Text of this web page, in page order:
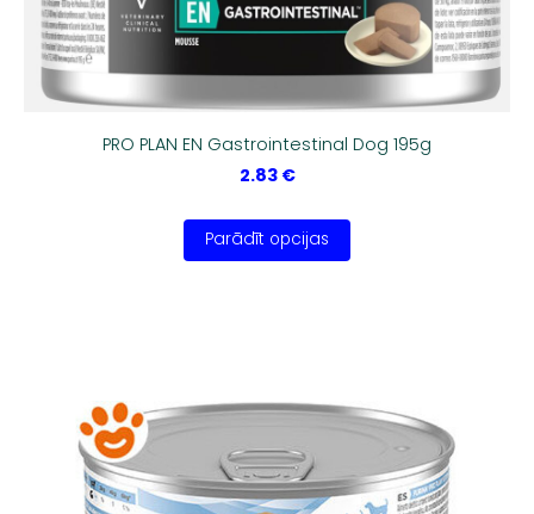
PRO PLAN EN Gastrointestinal Dog 195g
2.83 €
Parādīt opcijas